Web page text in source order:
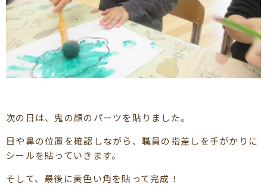
次の日は、鬼の顔のパーツを貼りました。
目や鼻の位置を確認しながら、職員の指差しを手がかりに
シールを貼っていきます。
そして、最後に黄色い角を貼って完成！